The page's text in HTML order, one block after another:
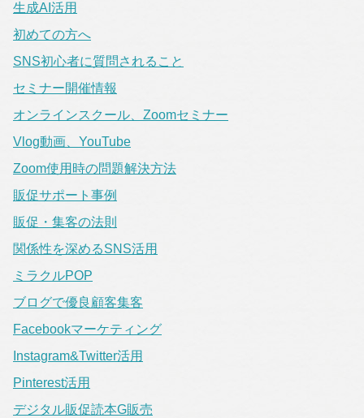
生成AI活用
初めての方へ
SNS初心者に質問されること
セミナー開催情報
オンラインスクール、Zoomセミナー
Vlog動画、YouTube
Zoom使用時の問題解決方法
販促サポート事例
販促・集客の法則
関係性を深めるSNS活用
ミラクルPOP
ブログで優良顧客集客
Facebookマーケティング
Instagram&Twitter活用
Pinterest活用
デジタル販促読本G販売